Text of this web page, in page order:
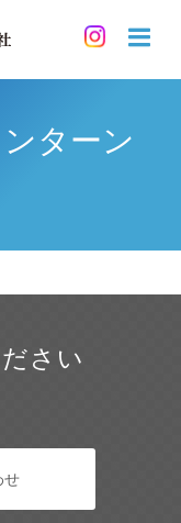
ターン
さい
せ